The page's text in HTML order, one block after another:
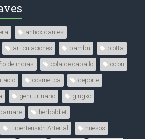
antioxidantes
articulaciones bambu biotta
de indias cola de caballo colon
cosmetica deporte
geniturinario gingko
herboldiet
Hipertensión Arterial huesos